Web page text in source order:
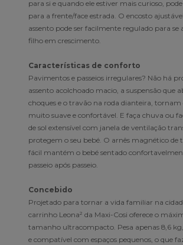
para si e quando ele estiver mais curioso,
para a frente/face estrada. O encosto
assento pode ser facilmente regulado para se
filho em crescimento.
Características de conforto
Pavimentos e passeios irregulares? Não há
assento acolchoado macio, a suspensão que
choques e o travão na roda dianteira, tornam
muito suave e confortável. E faça chuva ou
de sol extensível com janela de ventilação
protegem o seu bebé. O arnês magnético de
fácil mantém o bebé sentado
passeio após passeio.
Concebido
Projetado para tornar a vida familiar na
carrinho Leona² da Maxi-Cosi oferece o
tamanho ultracompacto. Pesa apenas 8,6
e compatível com espaços pequenos, o que